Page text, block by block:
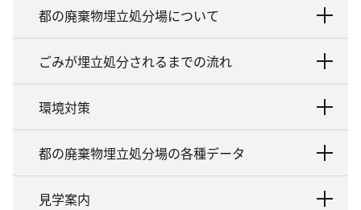
都の廃棄物埋立処分場について
ごみが埋立処分されるまでの流れ
環境対策
都の廃棄物埋立処分場の各種データ
見学案内